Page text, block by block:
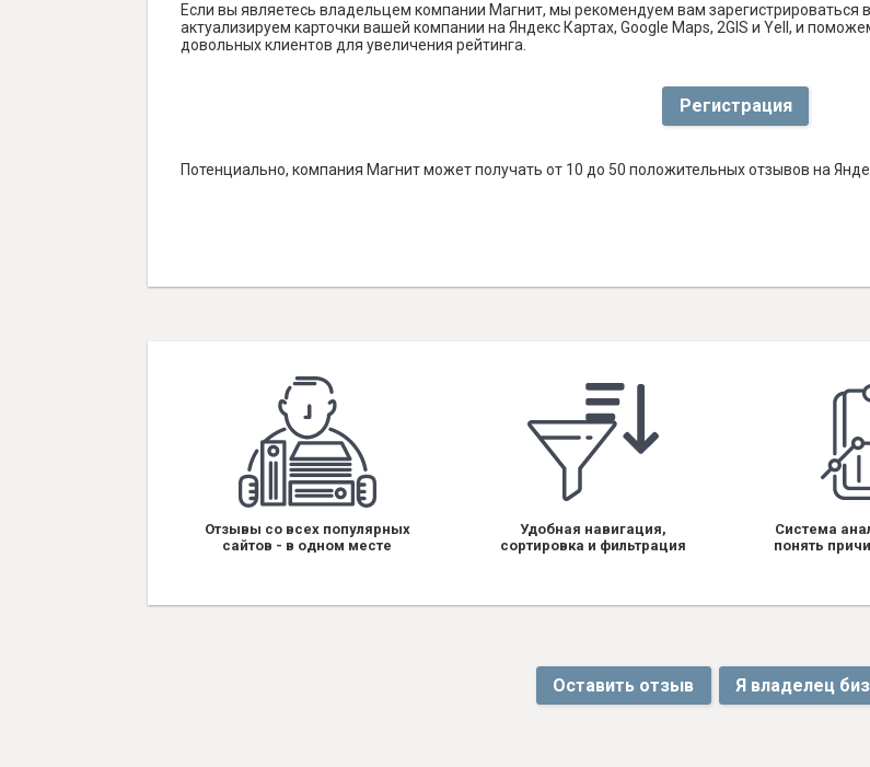
Если вы являетесь владельцем компании Магнит, мы рекомендуем вам
актуализируем карточки вашей компании на Яндекс Картах, Google Maps, 2GIS и Yell, и
довольных клиентов для увеличения рейтинга.
Регистрация
Потенциально, компания Магнит может получать от 10 до 50 положительных отзывов на
Отзывы со всех популярных
сайтов - в одном месте
Удобная навигация,
сортировка и фильтрация
Система
понять
Оставить отзыв Я владелец